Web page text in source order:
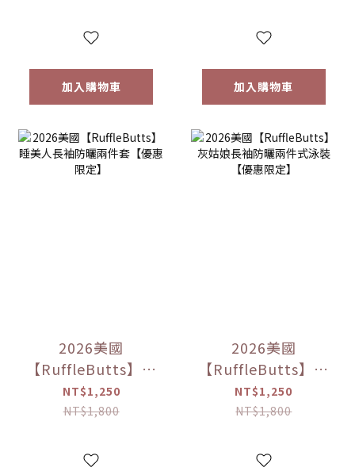
加入購物車 加入購物車
2026美國
【RuffleButts】睡
美人長袖防曬兩件
套【優惠限定】
NT$1,250
NT$1,800
2026美國
【RuffleButts】灰
姑娘長袖防曬兩件
式泳裝【優惠限
NT$1,250
NT$1,800